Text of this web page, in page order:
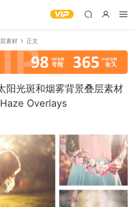
素材 正文
阳光斑和烟雾背景叠层素材
Overlays